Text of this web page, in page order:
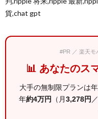
貨,chat gpt
#PR ／ 楽天モ
📊 あなたのス
大手の無制限プランは年
年約4万円 （月3,278円